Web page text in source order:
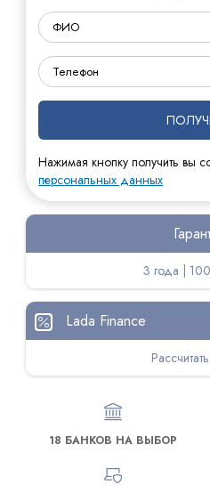
Нажимая кнопку получить вы
персональных данных
3 года |
Lada Finance
18 БАНКОВ НА ВЫБОР